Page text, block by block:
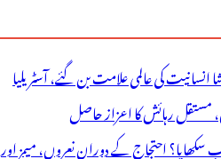
کی عالمی علامت بن گئے، آسٹریلیا
مستقل رہائش کا اعزاز حاصل
احتجاج کے دوران نعروں، میمز اور